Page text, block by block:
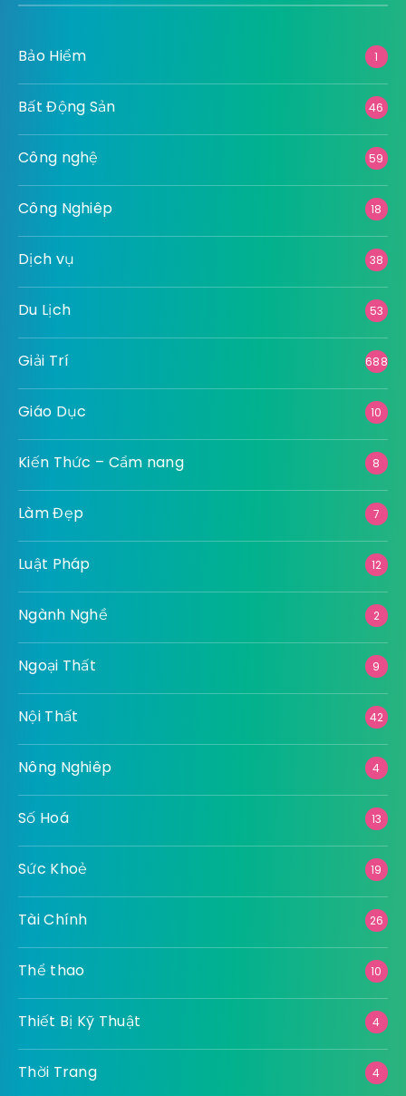
Bảo Hiểm 1
Bất Động Sản 46
Công nghệ 59
Công Nghiêp 18
Dịch vụ 38
Du Lịch 53
Giải Trí 688
Giáo Dục 10
Kiến Thức – Cẩm nang 8
Làm Đẹp 7
Luật Pháp 12
Ngành Nghề 2
Ngoại Thất 9
Nội Thất 42
Nông Nghiêp 4
Số Hoá 13
Sức Khoẻ 19
Tài Chính 26
Thể thao 10
Thiết Bị Kỹ Thuật 4
Thời Trang 4